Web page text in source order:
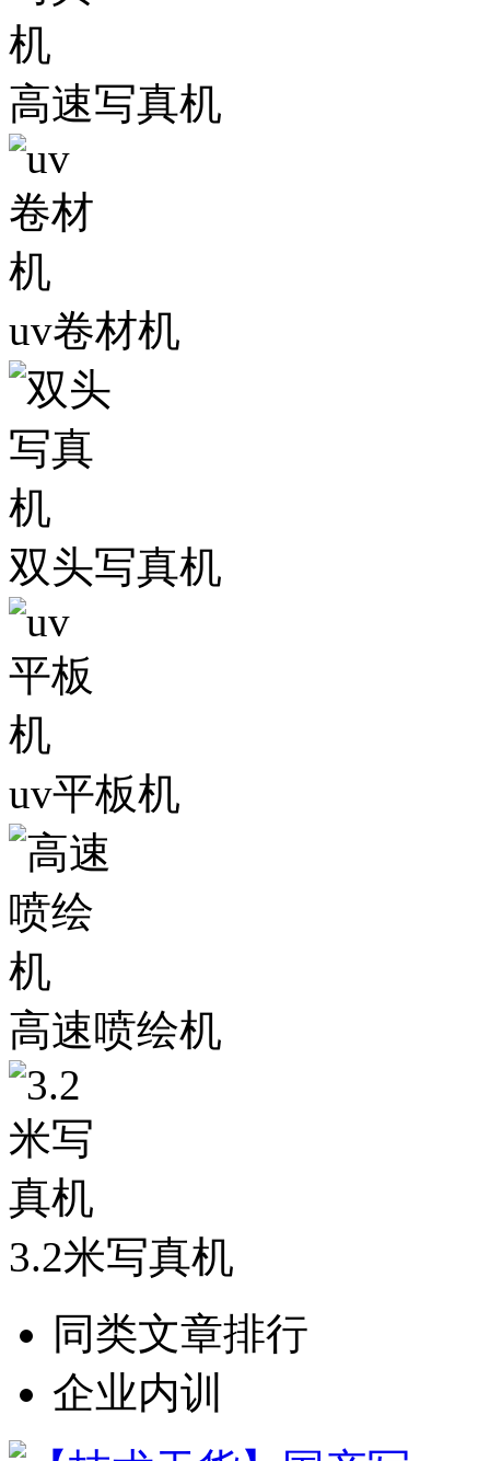
高速写真机
uv卷材机
双头写真机
uv平板机
高速喷绘机
3.2米写真机
同类文章排行
企业内训